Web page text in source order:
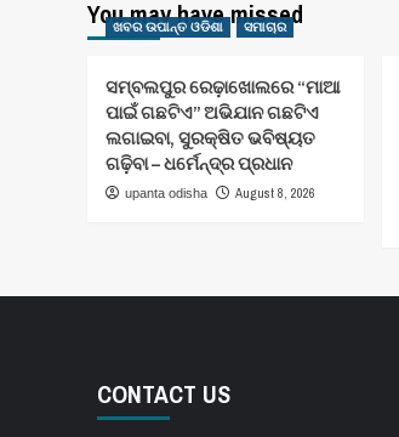
You may have missed
ଖବର ଉପାନ୍ତ ଓଡିଶା ସମାଚାର
ସମ୍ବଲପୁର ରେଢ଼ାଖୋଲରେ “ମାଆ
ପାଇଁ ଗଛଟିଏ” ଅଭିଯାନ ଗଛଟିଏ
ଲଗାଇବା, ସୁରକ୍ଷିତ ଭବିଷ୍ୟତ
ଗଢ଼ିବା – ଧର୍ମେନ୍ଦ୍ର ପ୍ରଧାନ
upanta odisha August 8, 2026
CONTACT US